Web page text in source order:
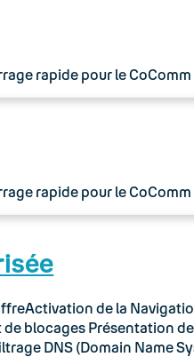
rapide pour le CoComm
rapide pour le
de la
blocages Présentation
DNS (Domain Name